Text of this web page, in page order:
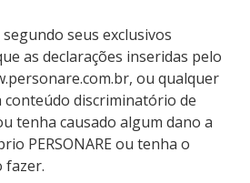
segundo seus exclusivos
as declarações inseridas pelo
ou qualquer
discriminatório de
tenha causado algum dano a
PERSONARE ou tenha o
fazer.